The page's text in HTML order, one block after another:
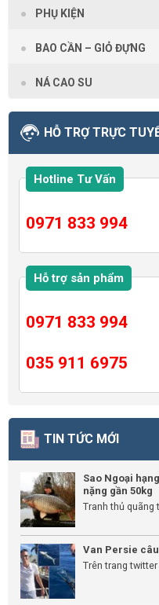
PHỤ KIỆN
BAO CẦN – GIỎ ĐỰNG
NÁ CAO SU
HỖ TRỢ TRỰC
Hotline Tư Vấn
0971 833 994
Hỗ trợ sản phẩm
0971 833 994
035 911 6975
TIN TỨC MỚI
Sao Ngoại
nặng gần 50kg
Tranh thủ quãng
Van Persie
Trên trang